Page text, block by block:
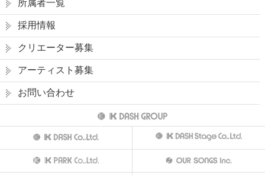
所属者一覧
採用情報
クリエーター募集
アーティスト募集
お問い合わせ